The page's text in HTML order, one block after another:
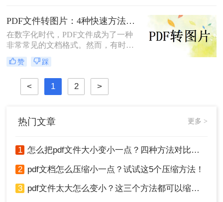
件的方法。
PDF文件转图片：4种快速方法的速度排名和操作步骤！
在数字化时代，PDF文件成为了一种
非常常见的文档格式。然而，有时候
我们需要将PDF文件转换为图片格
式，以便于在网页或者其他媒体上使
用。那么，PDF文件怎样转图片呢？
本文将为您介绍几种简单、快速且高
效的转换方法。
赞 踩
< 1 2 >
热门文章 更多 >
1 怎么把pdf文件大小变小一点？四种方法对比，一看就懂！
2 pdf文档怎么压缩小一点？试试这5个压缩方法！
3 pdf文件太大怎么变小？这三个方法都可以缩小！